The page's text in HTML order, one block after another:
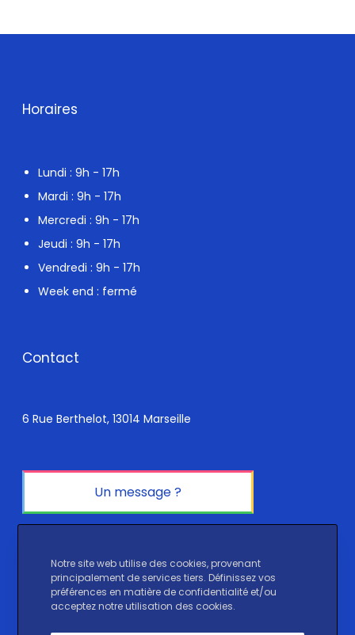
Horaires
Lundi : 9h - 17h
Mardi : 9h - 17h
Mercredi : 9h - 17h
Jeudi : 9h - 17h
Vendredi : 9h - 17h
Week end : fermé
Contact
6 Rue Berthelot, 13014 Marseille
Un message ?
LinkedIn TikTok
Notre site web utilise des cookies, provenant
principalement de services tiers. Définissez vos
préférences en matière de confidentialité et/ou
acceptez notre utilisation des cookies.